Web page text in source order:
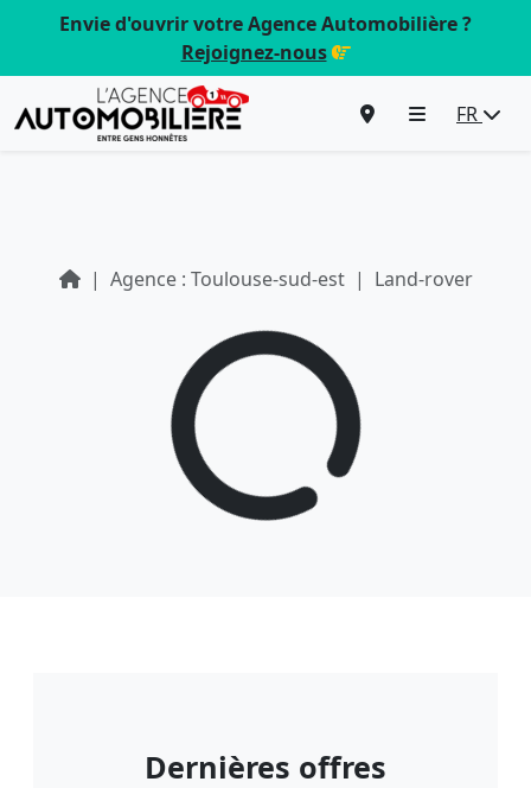
Envie d'ouvrir votre Agence Automobilière ?
Rejoignez-nous
FR
Agence : Toulouse-sud-est Land-rover
Dernières offres